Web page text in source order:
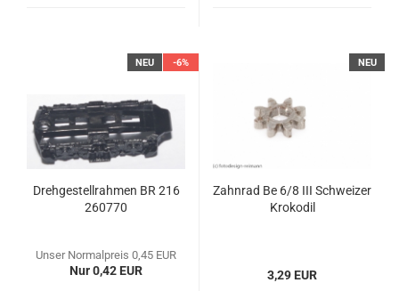
NEU -6%
Drehgestellrahmen BR 216
260770
Unser Normalpreis 0,45 EUR
Nur 0,42 EUR
NEU
Zahnrad Be 6/8 III Schweizer
Krokodil
3,29 EUR